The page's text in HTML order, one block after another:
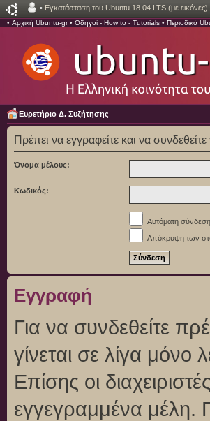
• Εγκατάσταση του Ubuntu 18.04 LTS (με εικόνες)
• Αρχική Ubuntu-gr• Οδηγοί - How to - Tutorials • Περιοδικό
Ευρετήριο Δ. Συζήτησης
Πρέπει να εγγραφείτε και να
Όνομα μέλους:
Κωδικός:
Αυτόματη
Απόκρυψη των
Εγγραφή
Για να συνδεθείτε
γίνεται σε λίγα
Επίσης οι
εγγεγραμμένα μέλη.